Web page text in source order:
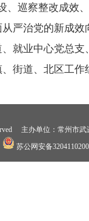
、巡察整改成效
严治党的新成
就业中心党总
街道、北区工
主办单位：常州
苏公网安备